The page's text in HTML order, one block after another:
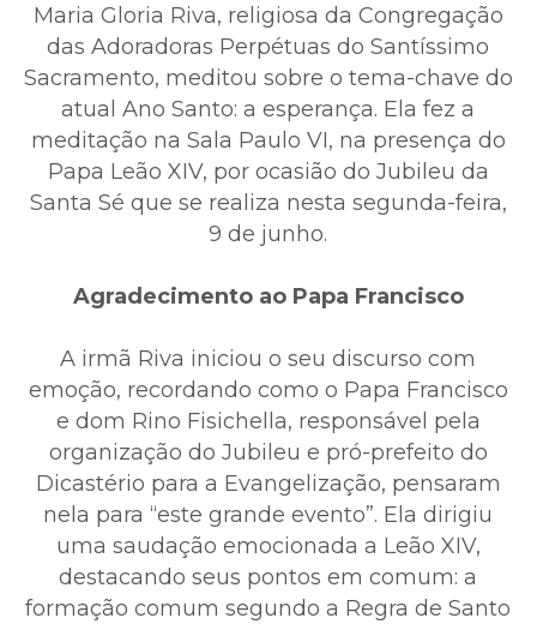
Maria Gloria Riva, religiosa da Congregação
das Adoradoras Perpétuas do Santíssimo
Sacramento, meditou sobre o tema-chave do
atual Ano Santo: a esperança. Ela fez a
meditação na Sala Paulo VI, na presença do
Papa Leão XIV, por ocasião do Jubileu da
Santa Sé que se realiza nesta segunda-feira,
9 de junho.
Agradecimento ao Papa Francisco
A irmã Riva iniciou o seu discurso com
emoção, recordando como o Papa Francisco
e dom Rino Fisichella, responsável pela
organização do Jubileu e pró-prefeito do
Dicastério para a Evangelização, pensaram
nela para “este grande evento”. Ela dirigiu
uma saudação emocionada a Leão XIV,
destacando seus pontos em comum: a
formação comum segundo a Regra de Santo